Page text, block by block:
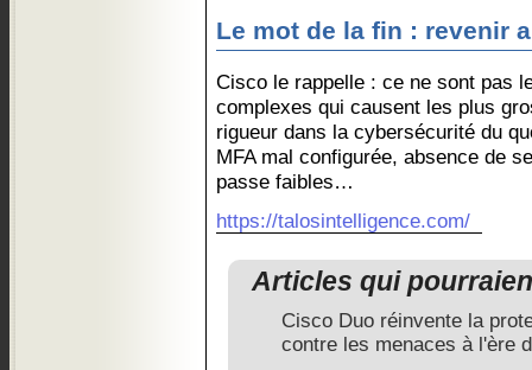
Le mot de la fin : revenir
Cisco le rappelle : ce ne sont pas
complexes qui causent les plus
rigueur dans la cybersécurité du
MFA mal configurée, absence de
passe faibles…
https://talosintelligence.com/
Articles qui
Cisco Duo réinvente la
contre les menaces à l'ère